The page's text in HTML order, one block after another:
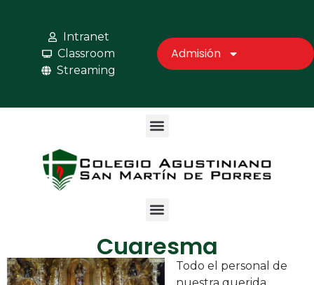
Intranet
Classroom
Streaming
Admisión
Cuaresma
Todo el personal de
nuestra querida